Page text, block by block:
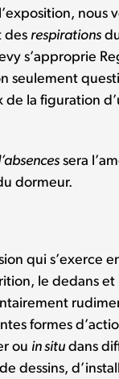
nous
des respirations
s’approprie
seulement
de la figuration
sera
dormeur.
qui s’exerce
le dedans
formes
ou in situ dans
dessins,